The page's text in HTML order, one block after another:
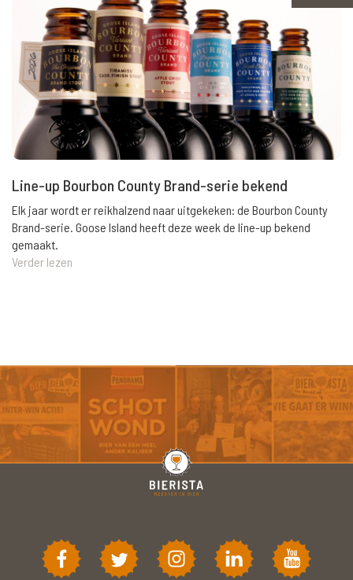
Line-up Bourbon County Brand-serie bekend
Elk jaar wordt er reikhalzend naar uitgekeken: de Bourbon County
Brand-serie. Goose Island heeft deze week de line-up bekend
gemaakt.
Verder lezen